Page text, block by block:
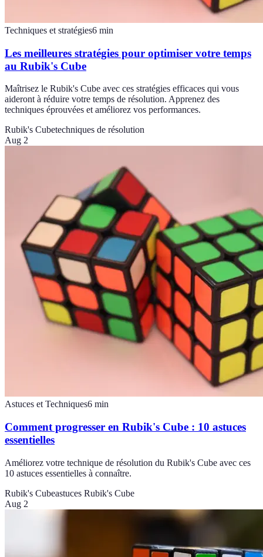
Techniques et stratégies6 min
Les meilleures stratégies pour optimiser votre temps
au Rubik's Cube
Maîtrisez le Rubik's Cube avec ces stratégies efficaces qui vous
aideront à réduire votre temps de résolution. Apprenez des
techniques éprouvées et améliorez vos performances.
Rubik's Cubetechniques de résolution
Aug 2
Astuces et Techniques6 min
Comment progresser en Rubik's Cube : 10 astuces
essentielles
Améliorez votre technique de résolution du Rubik's Cube avec ces
10 astuces essentielles à connaître.
Rubik's Cubeastuces Rubik's Cube
Aug 2